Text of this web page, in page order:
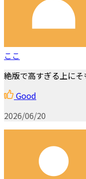
ここ
絶版で高すぎる上に
Good
2026/06/20